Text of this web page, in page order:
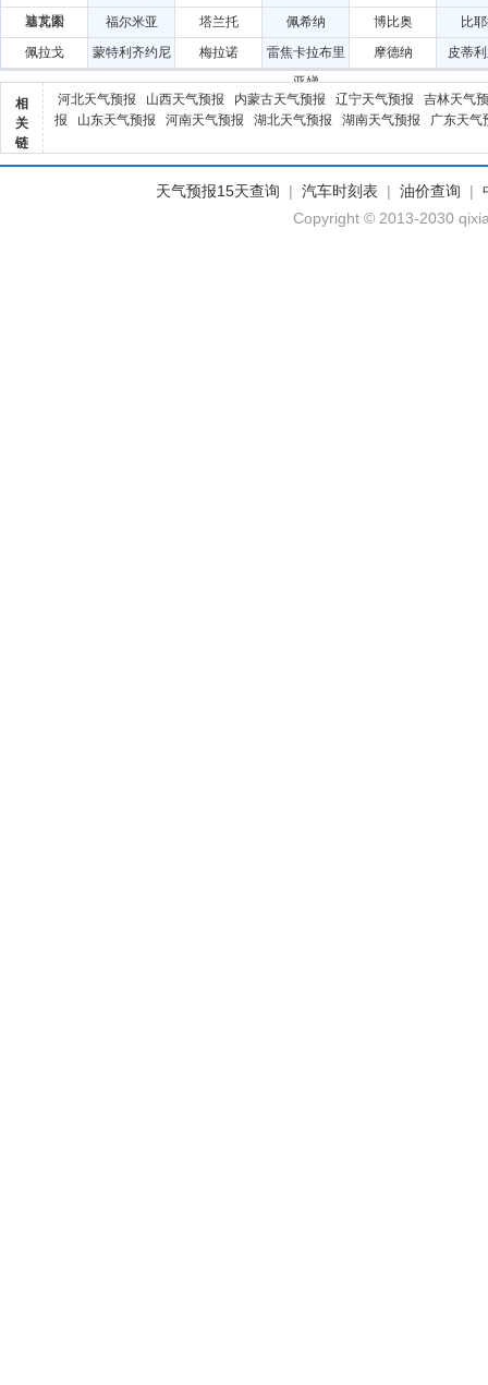
迪戈图
基瓦索
福尔米亚 塔兰托 佩希纳 博比奥
比
佩拉戈
蒙特利齐约尼 梅拉诺
雷焦卡拉布里
亚娣
摩德纳 皮蒂
相
关
链
河北天气预报 山西天气预报 内蒙古天气预报 辽宁天气预报
吉林天气
报
山东天气预报 河南天气预报 湖北天气预报 湖南天气预报 广东天气
天气预报15天查询 | 汽车时刻表 | 油价查询 |
Copyright © 2013-2030